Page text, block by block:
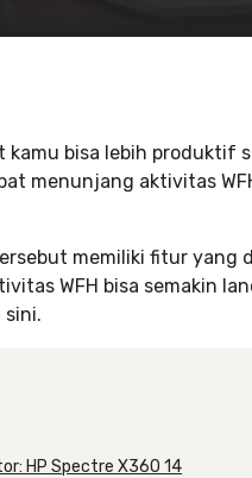
kamu bisa lebih produktif
menunjang aktivitas
memiliki fitur yang
WFH bisa semakin
sini.
HP Spectre X360 14